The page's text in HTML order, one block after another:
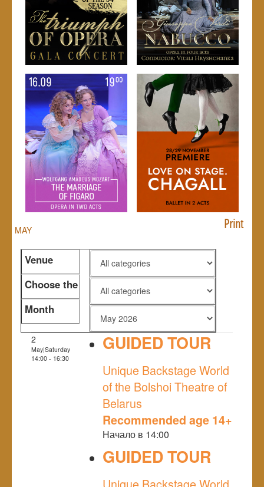
MAY
Venue
Choose the
genre
Month
Print
2
May|Saturday
14:00 - 16:30
GUIDED TOUR
Unique Backstage World
of the Bolshoi Theatre of
Belarus
Recommended age 14+
Начало в 14:00
GUIDED TOUR